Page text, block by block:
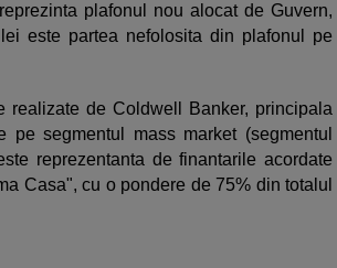
plafonul nou alocat de Guvern,
este partea nefolosita din plafonul pe
realizate de Coldwell Banker, principala
pe segmentul mass market (segmentul
reprezentanta de finantarile acordate
Casa", cu o pondere de 75% din totalul